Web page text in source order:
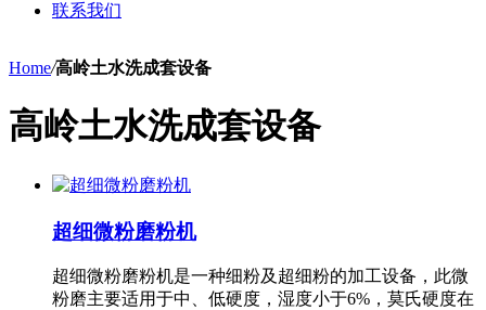
联系我们
Home/高岭土水洗成套设备
高岭土水洗成套设备
超细微粉磨粉机
超细微粉磨粉机是一种细粉及超细粉的加工设备，此微
粉磨主要适用于中、低硬度，湿度小于6%，莫氏硬度在